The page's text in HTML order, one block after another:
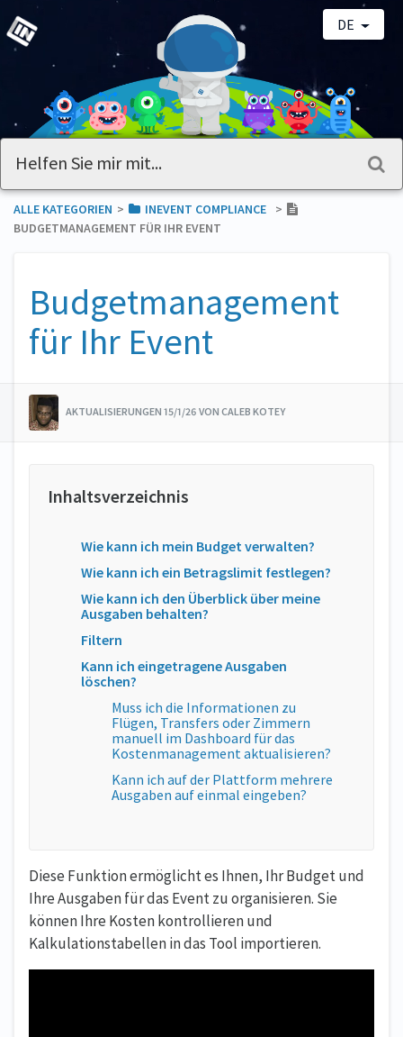
DE
ALLE KATEGORIEN ​>​ ​INEVENT COMPLIANCE
​>​
BUDGETMANAGEMENT FÜR IHR EVENT
Budgetmanagement
für Ihr Event
AKTUALISIERUNGEN 15/1/26 VON CALEB KOTEY
Wie kann ich mein Budget verwalten?
Wie kann ich ein Betragslimit festlegen?
Wie kann ich den Überblick über meine
Ausgaben behalten?
Filtern
Kann ich eingetragene Ausgaben
löschen?
Muss ich die Informationen zu
Flügen, Transfers oder Zimmern
manuell im Dashboard für das
Kostenmanagement aktualisieren?
Kann ich auf der Plattform mehrere
Ausgaben auf einmal eingeben?
Diese Funktion ermöglicht es Ihnen, Ihr Budget und
Ihre Ausgaben für das Event zu organisieren. Sie
können Ihre Kosten kontrollieren und
Kalkulationstabellen in das Tool importieren.